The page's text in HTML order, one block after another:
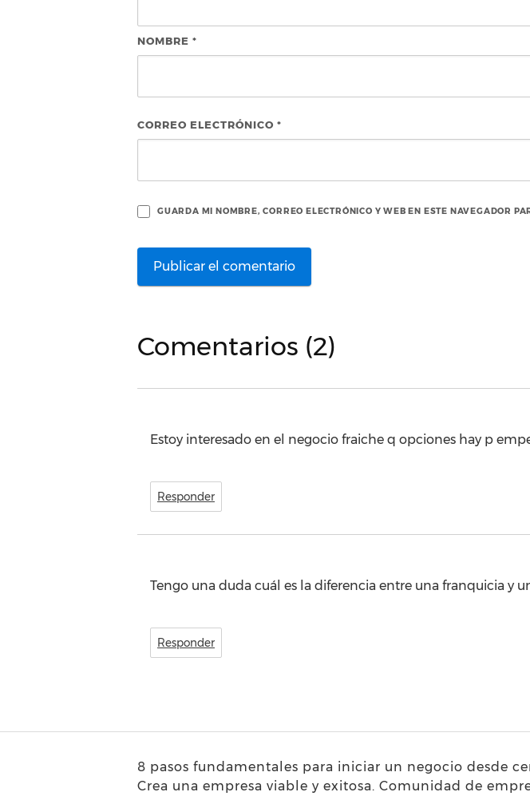
NOMBRE *
CORREO ELECTRÓNICO *
GUARDA MI NOMBRE, CORREO ELECTRÓNICO Y WEB EN ESTE NAVEGADOR
Comentarios (2)
Estoy interesado en el negocio fraiche q opciones hay p
Responder
Tengo una duda cuál es la diferencia entre una franquicia y
Responder
8 pasos fundamentales para iniciar un negocio desde
Crea una empresa viable y exitosa. Comunidad de